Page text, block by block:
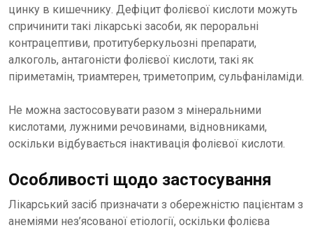
цинку в кишечнику. Дефіцит фолієвої кислоти можуть
спричинити такі лікарські засоби, як пероральні
контрацептиви, протитуберкульозні препарати,
алкоголь, антагоністи фолієвої кислоти, такі як
піриметамін, триамтерен, триметоприм, сульфаніламіди.
Не можна застосовувати разом з мінеральними
кислотами, лужними речовинами, відновниками,
оскільки відбувається інактивація фолієвої кислоти.
Особливості щодо застосування
Лікарський засіб призначати з обережністю пацієнтам з
анеміями нез’ясованої етіології, оскільки фолієва